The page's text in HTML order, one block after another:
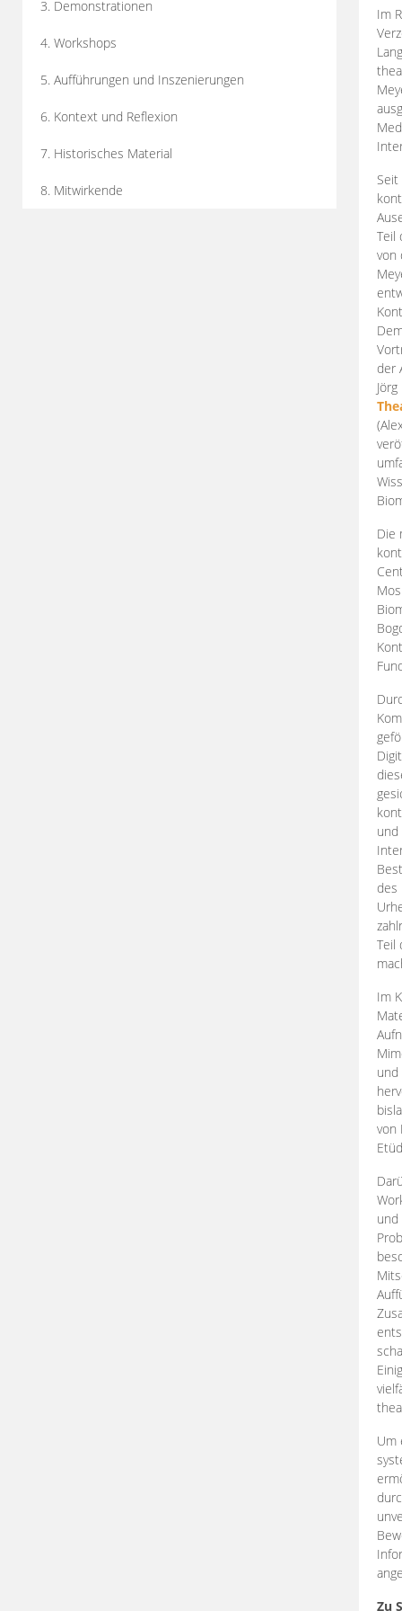
3. Demonstrationen
4. Workshops
5. Aufführungen und Inszenierungen
6. Kontext und Reflexion
7. Historisches Material
8. Mitwirkende
Im
Teil
von
der
Die
des
Teil
Im
und
von
und
Um
Zu